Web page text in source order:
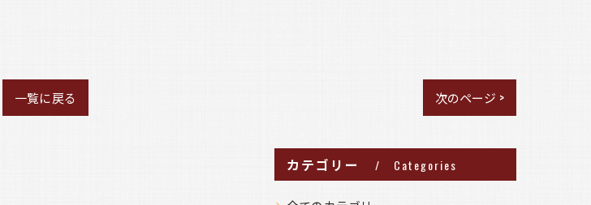
一覧に戻る 次のページ >
カテゴリー Categories